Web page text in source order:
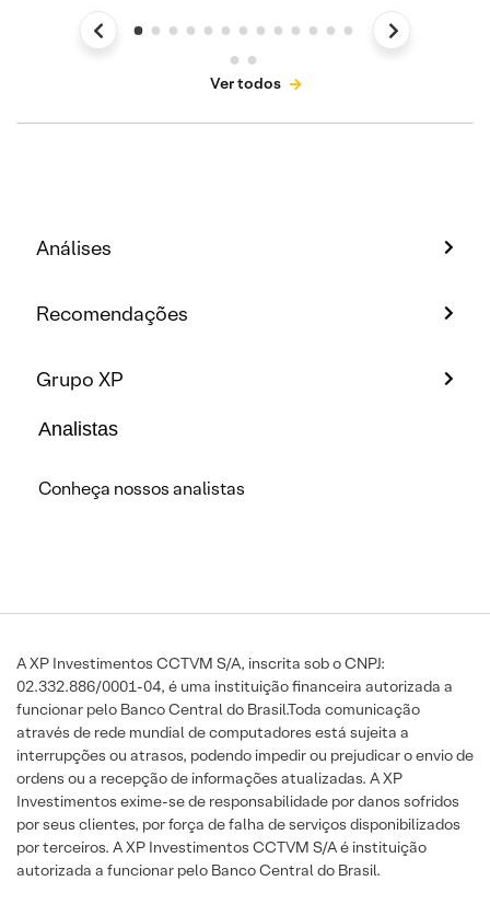
Ver todos
Análises
Recomendações
Grupo XP
Analistas
Conheça nossos analistas
A XP Investimentos CCTVM S/A, inscrita sob o CNPJ:
02.332.886/0001-04, é uma instituição financeira autorizada a
funcionar pelo Banco Central do Brasil.Toda comunicação
através de rede mundial de computadores está sujeita a
interrupções ou atrasos, podendo impedir ou prejudicar o envio de
ordens ou a recepção de informações atualizadas. A XP
Investimentos exime-se de responsabilidade por danos sofridos
por seus clientes, por força de falha de serviços disponibilizados
por terceiros. A XP Investimentos CCTVM S/A é instituição
autorizada a funcionar pelo Banco Central do Brasil.